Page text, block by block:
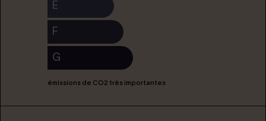
E
F
G
émissions de CO2 très importantes